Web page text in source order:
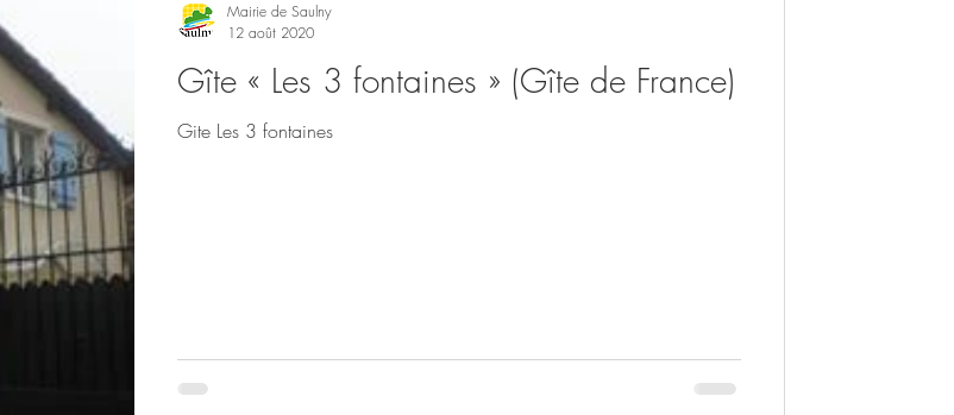
Gîte « Les 3 fontaines » (Gîte de France)
Gite Les 3 fontaines
Mairie de Saulny
12 août 2020